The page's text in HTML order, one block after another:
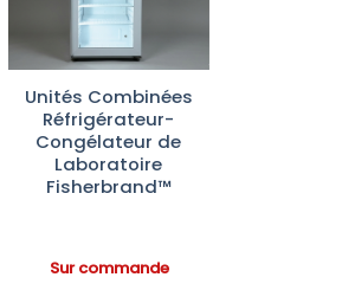
Unités Combinées
Réfrigérateur-
Congélateur de
Laboratoire
Fisherbrand™
Sur commande